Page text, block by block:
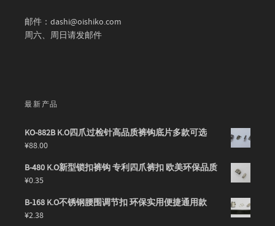
邮件：dashi@oishiko.com
周六、周日请发邮件
最新产品
KO-882B K.O四爪过检针高品质裤钩底片多款可选
¥88.00
B-480 K.O新型锁扣裤钩 专利四爪裤扣 欧美环保品质
¥0.35
B-168 K.O不锈钢腰围调节扣 环保实用便捷通用款
¥2.38